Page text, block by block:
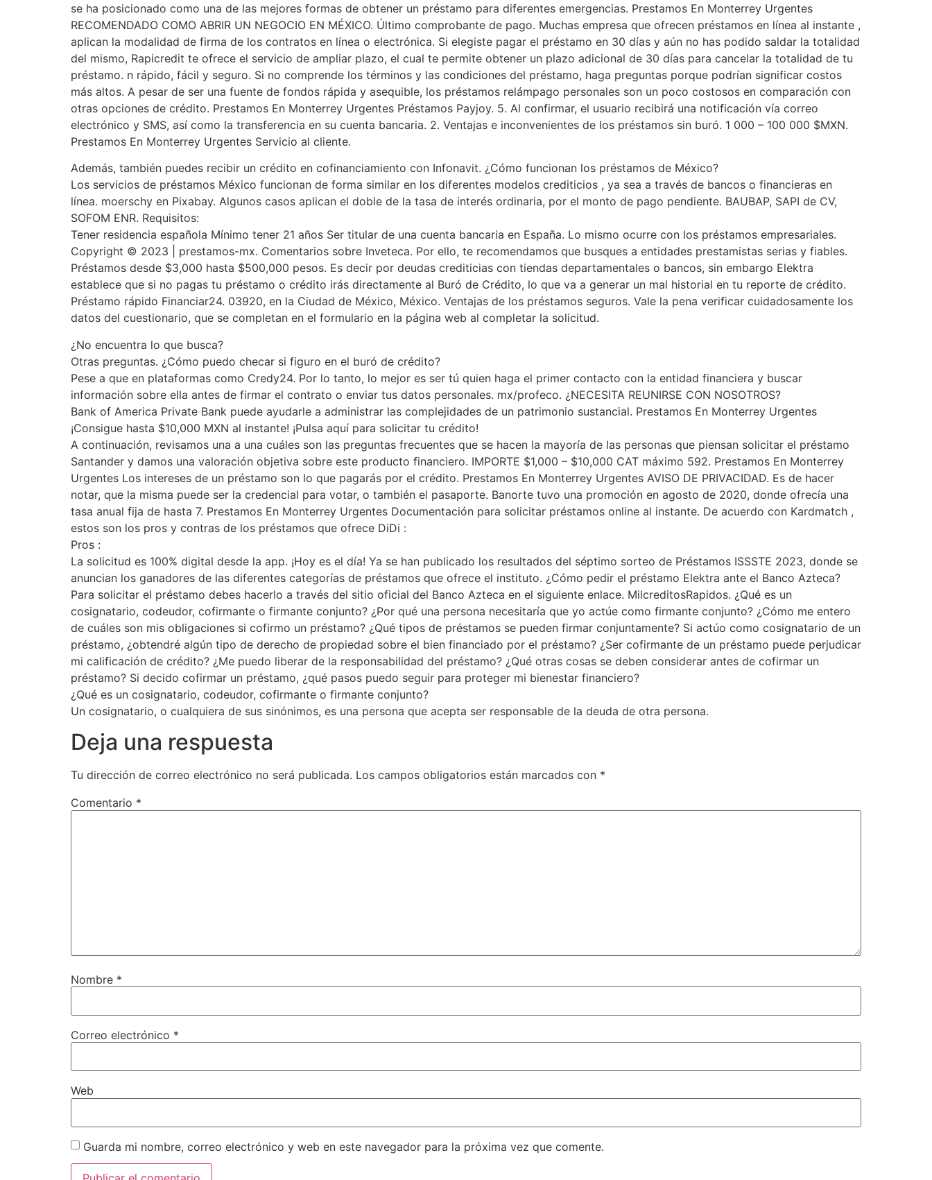
se ha posicionado como una de las mejores formas de obtener un préstamo para diferentes emergencias. Prestamos En Monterrey Urgentes
RECOMENDADO COMO ABRIR UN NEGOCIO EN MÉXICO. Último comprobante de pago. Muchas empresa que ofrecen préstamos en línea al instante ,
aplican la modalidad de firma de los contratos en línea o electrónica. Si elegiste pagar el préstamo en 30 días y aún no has podido saldar la totalidad
del mismo, Rapicredit te ofrece el servicio de ampliar plazo, el cual te permite obtener un plazo adicional de 30 días para cancelar la totalidad de tu
préstamo. n rápido, fácil y seguro. Si no comprende los términos y las condiciones del préstamo, haga preguntas porque podrían significar costos
más altos. A pesar de ser una fuente de fondos rápida y asequible, los préstamos relámpago personales son un poco costosos en comparación con
otras opciones de crédito. Prestamos En Monterrey Urgentes Préstamos Payjoy. 5. Al confirmar, el usuario recibirá una notificación vía correo
electrónico y SMS, así como la transferencia en su cuenta bancaria. 2. Ventajas e inconvenientes de los préstamos sin buró. 1 000 – 100 000 $MXN.
Prestamos En Monterrey Urgentes Servicio al cliente.
Además, también puedes recibir un crédito en cofinanciamiento con Infonavit. ¿Cómo funcionan los préstamos de México?
Los servicios de préstamos México funcionan de forma similar en los diferentes modelos crediticios , ya sea a través de bancos o financieras en
línea. moerschy en Pixabay. Algunos casos aplican el doble de la tasa de interés ordinaria, por el monto de pago pendiente. BAUBAP, SAPI de CV,
SOFOM ENR. Requisitos:
Tener residencia española Mínimo tener 21 años Ser titular de una cuenta bancaria en España. Lo mismo ocurre con los préstamos empresariales.
Copyright © 2023 | prestamos-mx. Comentarios sobre Inveteca. Por ello, te recomendamos que busques a entidades prestamistas serias y fiables.
Préstamos desde $3,000 hasta $500,000 pesos. Es decir por deudas crediticias con tiendas departamentales o bancos, sin embargo Elektra
establece que si no pagas tu préstamo o crédito irás directamente al Buró de Crédito, lo que va a generar un mal historial en tu reporte de crédito.
Préstamo rápido Financiar24. 03920, en la Ciudad de México, México. Ventajas de los préstamos seguros. Vale la pena verificar cuidadosamente los
datos del cuestionario, que se completan en el formulario en la página web al completar la solicitud.
¿No encuentra lo que busca?
Otras preguntas. ¿Cómo puedo checar si figuro en el buró de crédito?
Pese a que en plataformas como Credy24. Por lo tanto, lo mejor es ser tú quien haga el primer contacto con la entidad financiera y buscar
información sobre ella antes de firmar el contrato o enviar tus datos personales. mx/profeco. ¿NECESITA REUNIRSE CON NOSOTROS?
Bank of America Private Bank puede ayudarle a administrar las complejidades de un patrimonio sustancial. Prestamos En Monterrey Urgentes
¡Consigue hasta $10,000 MXN al instante! ¡Pulsa aquí para solicitar tu crédito!
A continuación, revisamos una a una cuáles son las preguntas frecuentes que se hacen la mayoría de las personas que piensan solicitar el préstamo
Santander y damos una valoración objetiva sobre este producto financiero. IMPORTE $1,000 – $10,000 CAT máximo 592. Prestamos En Monterrey
Urgentes Los intereses de un préstamo son lo que pagarás por el crédito. Prestamos En Monterrey Urgentes AVISO DE PRIVACIDAD. Es de hacer
notar, que la misma puede ser la credencial para votar, o también el pasaporte. Banorte tuvo una promoción en agosto de 2020, donde ofrecía una
tasa anual fija de hasta 7. Prestamos En Monterrey Urgentes Documentación para solicitar préstamos online al instante. De acuerdo con Kardmatch ,
estos son los pros y contras de los préstamos que ofrece DiDi :
Pros :
La solicitud es 100% digital desde la app. ¡Hoy es el día! Ya se han publicado los resultados del séptimo sorteo de Préstamos ISSSTE 2023, donde se
anuncian los ganadores de las diferentes categorías de préstamos que ofrece el instituto. ¿Cómo pedir el préstamo Elektra ante el Banco Azteca?
Para solicitar el préstamo debes hacerlo a través del sitio oficial del Banco Azteca en el siguiente enlace. MilcreditosRapidos. ¿Qué es un
cosignatario, codeudor, cofirmante o firmante conjunto? ¿Por qué una persona necesitaría que yo actúe como firmante conjunto? ¿Cómo me entero
de cuáles son mis obligaciones si cofirmo un préstamo? ¿Qué tipos de préstamos se pueden firmar conjuntamente? Si actúo como cosignatario de un
préstamo, ¿obtendré algún tipo de derecho de propiedad sobre el bien financiado por el préstamo? ¿Ser cofirmante de un préstamo puede perjudicar
mi calificación de crédito? ¿Me puedo liberar de la responsabilidad del préstamo? ¿Qué otras cosas se deben considerar antes de cofirmar un
préstamo? Si decido cofirmar un préstamo, ¿qué pasos puedo seguir para proteger mi bienestar financiero?
¿Qué es un cosignatario, codeudor, cofirmante o firmante conjunto?
Un cosignatario, o cualquiera de sus sinónimos, es una persona que acepta ser responsable de la deuda de otra persona.
Deja una respuesta
Tu dirección de correo electrónico no será publicada. Los campos obligatorios están marcados con *
Comentario *
Nombre *
Correo electrónico *
Web
Guarda mi nombre, correo electrónico y web en este navegador para la próxima vez que comente.